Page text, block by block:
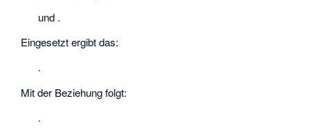
und .
Eingesetzt ergibt das:
.
Mit der Beziehungfolgt:
.